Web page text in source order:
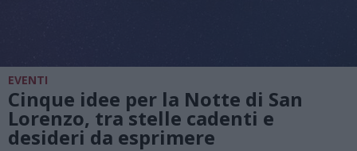
EVENTI
Cinque idee per la Notte di San
Lorenzo, tra stelle cadenti e
desideri da esprimere